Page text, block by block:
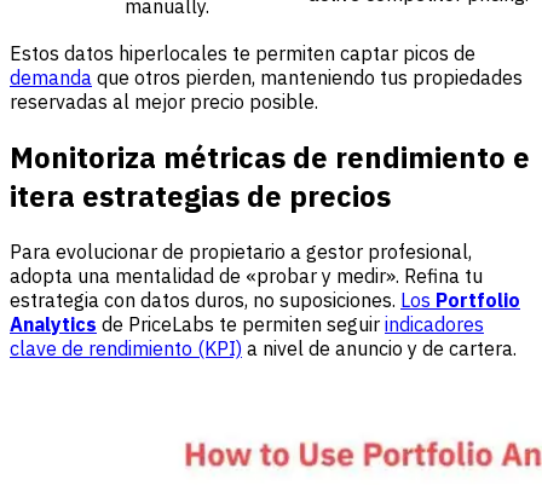
manually.
Estos datos hiperlocales te permiten captar picos de
demanda que otros pierden, manteniendo tus propiedades
reservadas al mejor precio posible.
Monitoriza métricas de rendimiento e
itera estrategias de precios
Para evolucionar de propietario a gestor profesional,
adopta una mentalidad de «probar y medir». Refina tu
estrategia con datos duros, no suposiciones. Los Portfolio
Analytics de PriceLabs te permiten seguir indicadores
clave de rendimiento (KPI) a nivel de anuncio y de cartera.